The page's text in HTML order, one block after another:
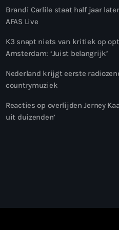
Brandi Carlile staat half jaar
AFAS Live
K3 snapt niets van kritiek op
Amsterdam: ‘Juist belangrijk’
Nederland krijgt eerste
countrymuziek
Reacties op overlijden Jerney
uit duizenden’